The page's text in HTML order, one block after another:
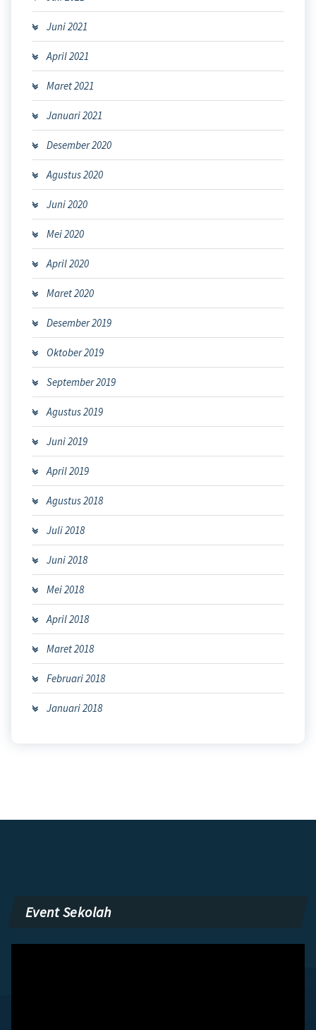
Juni 2021
April 2021
Maret 2021
Januari 2021
Desember 2020
Agustus 2020
Juni 2020
Mei 2020
April 2020
Maret 2020
Desember 2019
Oktober 2019
September 2019
Agustus 2019
Juni 2019
April 2019
Agustus 2018
Juli 2018
Juni 2018
Mei 2018
April 2018
Maret 2018
Februari 2018
Januari 2018
Event Sekolah